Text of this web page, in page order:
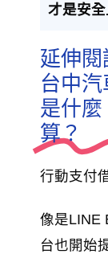
才是安全
延伸閱
台中
是什
算？
行動支付
像是LINE
台也開始